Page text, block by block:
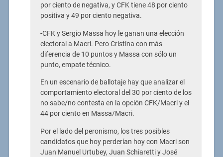
por ciento de negativa, y CFK tiene 48 por ciento
positiva y 49 por ciento negativa.
-CFK y Sergio Massa hoy le ganan una elección
electoral a Macri. Pero Cristina con más
diferencia de 10 puntos y Massa con sólo un
punto, empate técnico.
En un escenario de ballotaje hay que analizar el
comportamiento electoral del 30 por ciento de los
no sabe/no contesta en la opción CFK/Macri y el
44 por ciento en Massa/Macri.
Por el lado del peronismo, los tres posibles
candidatos que hoy perderían hoy con Macri son
Juan Manuel Urtubey, Juan Schiaretti y José